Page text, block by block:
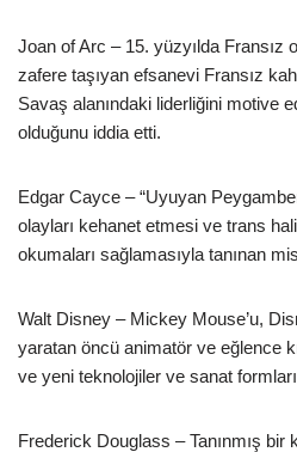
Joan of Arc – 15. yüzyılda Fransız
zafere taşıyan efsanevi Fransız
Savaş alanındaki liderliğini motive
olduğunu iddia etti.
Edgar Cayce – “Uyuyan
olayları kehanet etmesi ve trans
okumaları sağlamasıyla tanınan
Walt Disney – Mickey Mouse’u,
yaratan öncü animatör ve eğlence
ve yeni teknolojiler ve sanat
Frederick Douglass – Tanınmış bir